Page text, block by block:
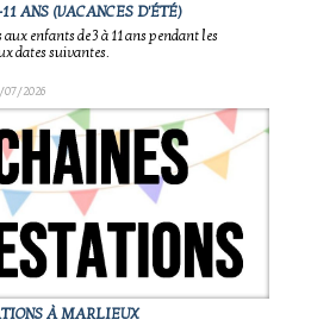
ANS (VACANCES D'ÉTÉ)
enfants de 3 à 11 ans pendant les
dates suivantes.
07/2026
À MARLIEUX